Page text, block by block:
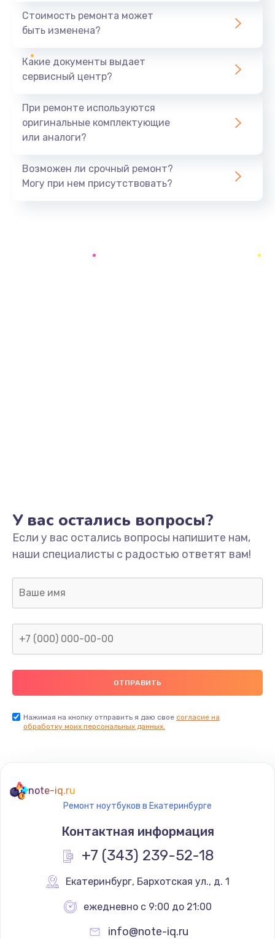
1100 руб.
Ремонт разъема питания
Ремонт Wi-Fi модуля
Заказать
Ремонт микросхемы питания
1100 руб.
Заказать
Ремонт SIM-карты
550 руб.
Заказать
Замена NFC модуля
880 руб.
Заказать
Замена кнопки питания
Стоимость ремонта может
быть изменена?
Какие документы выдает
сервисный центр?
При ремонте используются
оригинальные комплектующие
или аналоги?
Возможен ли срочный ремонт?
Могу при нем присутствовать?
У вас остались вопросы?
Если у вас остались вопросы напишите нам,
наши специалисты с радостью ответят вам!
Нажимая на кнопку отправить я даю свое согласие на
обработку моих персональных данных.
note-iq.ru
Ремонт ноутбуков в Екатеринбурге
Контактная информация
+7 (343) 239-52-18
Екатеринбург, Бархотская ул., д. 1
ежедневно с 9:00 до 21:00
info@note-iq.ru